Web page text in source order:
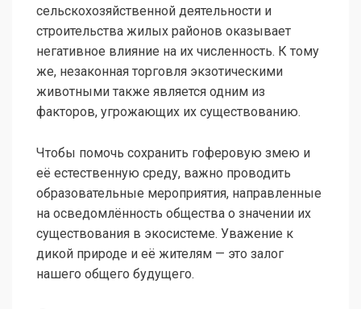
сельскохозяйственной деятельности и
строительства жилых районов оказывает
негативное влияние на их численность. К тому
же, незаконная торговля экзотическими
животными также является одним из
факторов, угрожающих их существованию.
Чтобы помочь сохранить гоферовую змею и
её естественную среду, важно проводить
образовательные мероприятия, направленные
на осведомлённость общества о значении их
существования в экосистеме. Уважение к
дикой природе и её жителям — это залог
нашего общего будущего.